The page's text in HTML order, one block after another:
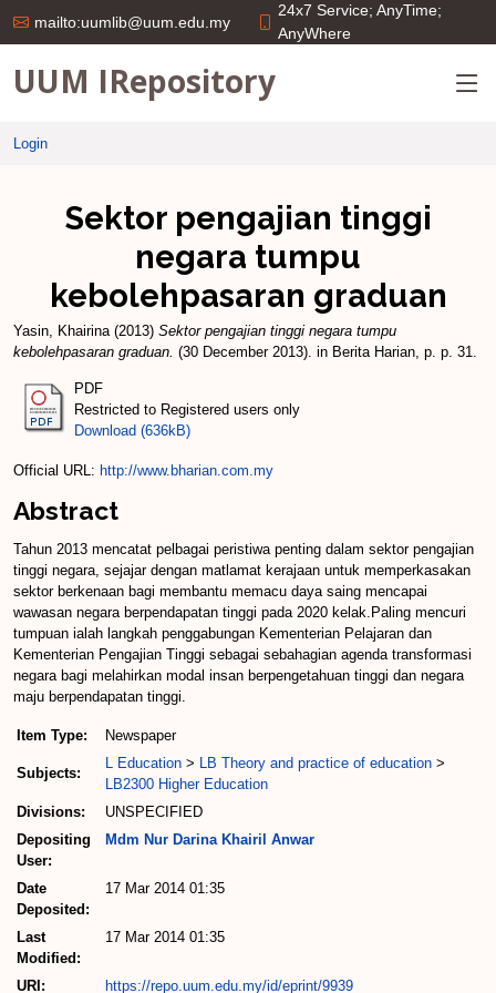
mailto:uumlib@uum.edu.my
24x7 Service; AnyTime;
AnyWhere
UUM IRepository
Login
Sektor pengajian tinggi
negara tumpu
kebolehpasaran graduan
Yasin, Khairina(2013) Sektor pengajian tinggi negara tumpu
kebolehpasaran graduan. (30 December 2013). in Berita Harian, p. p. 31.
PDF
Restricted to Registered users only
Download (636kB)
Official URL: http://www.bharian.com.my
Abstract
Tahun 2013 mencatat pelbagai peristiwa penting dalam sektor pengajian
tinggi negara, sejajar dengan matlamat kerajaan untuk memperkasakan
sektor berkenaan bagi membantu memacu daya saing mencapai
wawasan negara berpendapatan tinggi pada 2020 kelak.Paling mencuri
tumpuan ialah langkah penggabungan Kementerian Pelajaran dan
Kementerian Pengajian Tinggi sebagai sebahagian agenda transformasi
negara bagi melahirkan modal insan berpengetahuan tinggi dan negara
maju berpendapatan tinggi.
Item Type: Newspaper
Subjects:
L Education > LB Theory and practice of education >
LB2300 Higher Education
Divisions:
UNSPECIFIED
Depositing
User:
Mdm Nur Darina Khairil Anwar
Date
Deposited:
17 Mar 2014 01:35
Last
Modified:
17 Mar 2014 01:35
URI: https://repo.uum.edu.my/id/eprint/9939